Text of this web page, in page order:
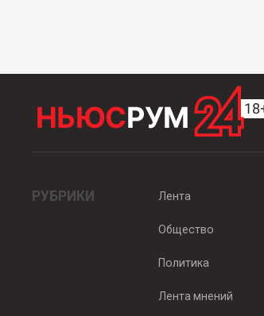
РУБРИКИ Лента
Общество
Политика
Лента мнений